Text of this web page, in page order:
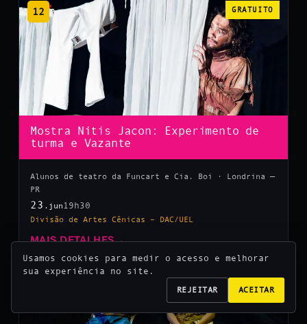
12 GRATUITO
Mostra Nitis Jacon: Experimento de
turma e Vazante
Alunos de teatro da Funcart e Cia. Boi · Londrina —
PR
23 .jun 19h30
Divisão de Artes Cênicas – DAC/UEL
MAIS DETALHES→
Usamos cookies para medir o acesso e melhorar
sua experiência no site.
REJEITAR ACEITAR